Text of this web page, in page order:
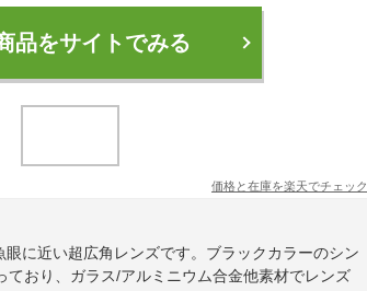
品をサイトでみる
価格と在庫を楽天でチェック
に近い超広角レンズです。ブラックカラーのシン
ており、ガラス/アルミニウム合金他素材でレンズ